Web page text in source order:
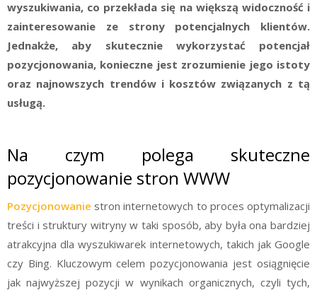
wyszukiwania, co przekłada się na większą widoczność i
zainteresowanie ze strony potencjalnych klientów.
Jednakże, aby skutecznie wykorzystać potencjał
pozycjonowania, konieczne jest zrozumienie jego istoty
oraz najnowszych trendów i kosztów związanych z tą
usługą.
Na czym polega skuteczne
pozycjonowanie stron WWW
Pozycjonowanie stron internetowych to proces optymalizacji
treści i struktury witryny w taki sposób, aby była ona bardziej
atrakcyjna dla wyszukiwarek internetowych, takich jak Google
czy Bing. Kluczowym celem pozycjonowania jest osiągnięcie
jak najwyższej pozycji w wynikach organicznych, czyli tych,